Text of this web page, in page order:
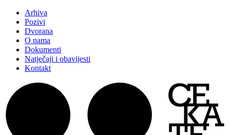
Arhiva
Pozivi
Dvorana
O nama
Dokumenti
Natječaji i obavijesti
Kontakt